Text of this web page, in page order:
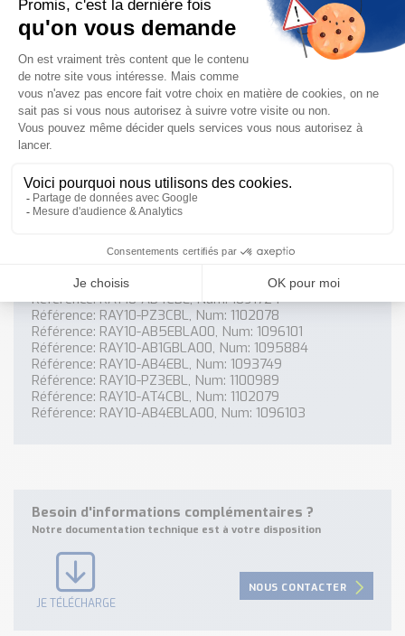
RAY10-AT4CBL 1102079
les références fournisseurs associées au produit
Référence: RAY10-AB1GBL, Num: 1093745
Référence: RAY10-AB5CBLA00, Num: 1096102
Référence: RAY10-AB5CBL, Num: 1093747
Référence: RAY10-KZ3EBLP06, Num: 1098291
Référence: RAY10-AB4CBL, Num: 1091724
Référence: RAY10-PZ3CBL, Num: 1102078
Référence: RAY10-AB5EBLA00, Num: 1096101
Référence: RAY10-AB1GBLA00, Num: 1095884
Référence: RAY10-AB4EBL, Num: 1093749
Référence: RAY10-PZ3EBL, Num: 1100989
Référence: RAY10-AT4CBL, Num: 1102079
Référence: RAY10-AB4EBLA00, Num: 1096103
Besoin d'informations complémentaires ?
Notre documentation technique est à votre disposition
JE TÉLÉCHARGE
NOUS CONTACTER